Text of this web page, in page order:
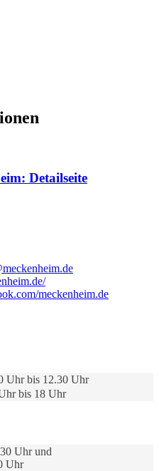
: Detailseite
meckenheim.de
Uhr bis 12.30 Uhr
bis 18 Uhr
Uhr und
Uhr